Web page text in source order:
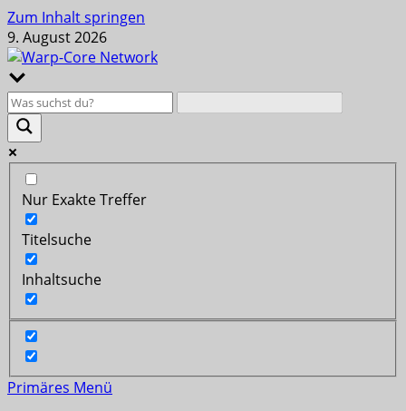
Zum Inhalt springen
9. August 2026
Nur Exakte Treffer
Titelsuche
Inhaltsuche
Primäres Menü